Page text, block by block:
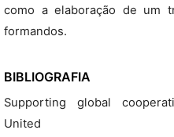
como a elaboração de um
formandos.
BIBLIOGRAFIA
Supporting global
United